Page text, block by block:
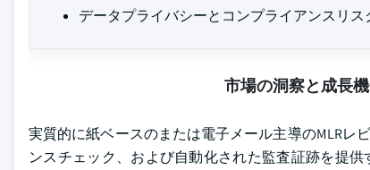
データプライバシーとコンプライアンスリス
市場の洞察と成長
実質的に紙ベースのまたは電子メール主導のMLRレ
ンスチェック、および自動化された監査証跡を提